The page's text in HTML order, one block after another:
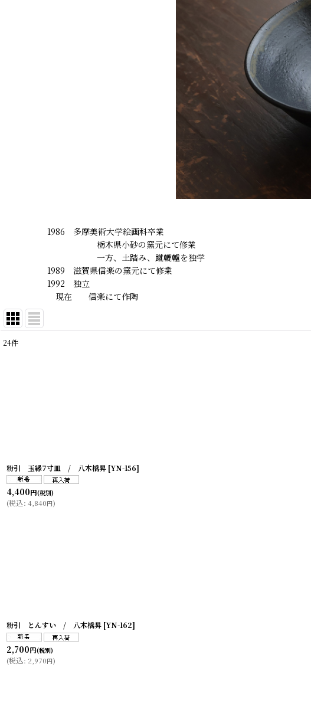
1986 多摩美術大学絵画科卒業
栃木県小砂の窯元にて修業
一方、土踏み、蹴轆轤を独学
1989 滋賀県信楽の窯元にて修業
1992 独立
現在 信楽にて作陶
24件
粉引 玉縁7寸皿 / 八木橋昇 [YN-156]
4,400円(税別)
(税込: 4,840円)
粉引 とんすい / 八木橋昇 [YN-162]
2,700円(税別)
(税込: 2,970円)